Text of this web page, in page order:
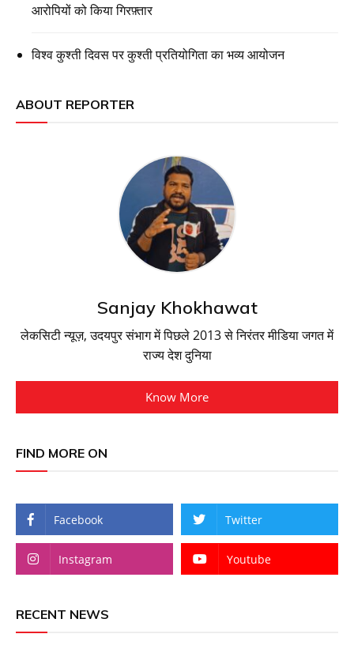
आरोपियों को किया गिरफ़्तार
विश्व कुश्ती दिवस पर कुश्ती प्रतियोगिता का भव्य आयोजन
ABOUT REPORTER
Sanjay Khokhawat
लेकसिटी न्यूज़, उदयपुर संभाग में पिछले 2013 से निरंतर मीडिया जगत में
राज्य देश दुनिया
Know More
FIND MORE ON
Facebook Twitter
Instagram Youtube
RECENT NEWS